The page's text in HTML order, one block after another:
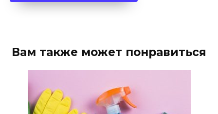
Вам также может понравиться